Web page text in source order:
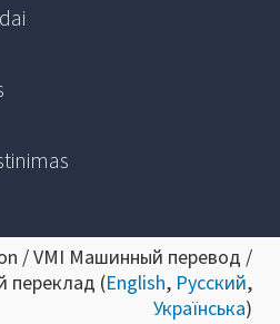
/ VMI Машинный перевод /
переклад (English, Русский,
Українська)